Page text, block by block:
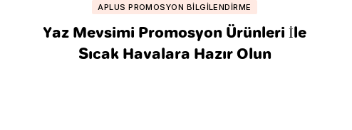
APLUS PROMOSYON BILGILENDIRME
Yaz Mevsimi Promosyon Ürünleri İle
Sıcak Havalara Hazır Olun